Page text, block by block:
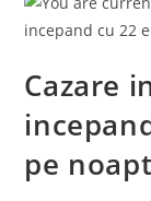
Cazare
pe